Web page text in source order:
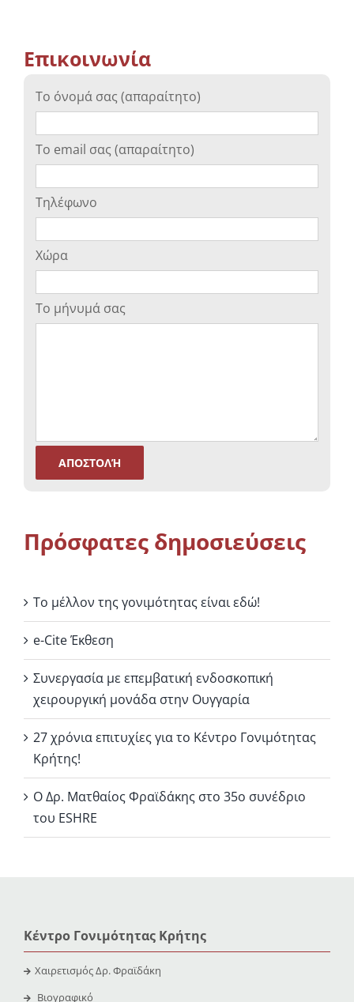
Επικοινωνία
Το όνομά σας (απαραίτητο)
Το email σας (απαραίτητο)
Τηλέφωνο
Χώρα
Το μήνυμά σας
Πρόσφατες δημοσιεύσεις
Το μέλλον της γονιμότητας είναι εδώ!
e-Cite Έκθεση
Συνεργασία με επεμβατική ενδοσκοπική
χειρουργική μονάδα στην Ουγγαρία
27 χρόνια επιτυχίες για το Κέντρο Γονιμότητας
Κρήτης!
Ο Δρ. Ματθαίος Φραϊδάκης στο 35ο συνέδριο
του ESHRE
Κέντρο Γονιμότητας Κρήτης
Χαιρετισμός Δρ. Φραϊδάκη
Βιογραφικό